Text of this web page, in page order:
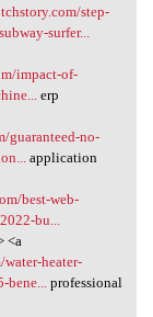
step-
surfer...
impact-of-
erp
guaranteed-no-
application
best-web-
bu...
<a
heater-
professional